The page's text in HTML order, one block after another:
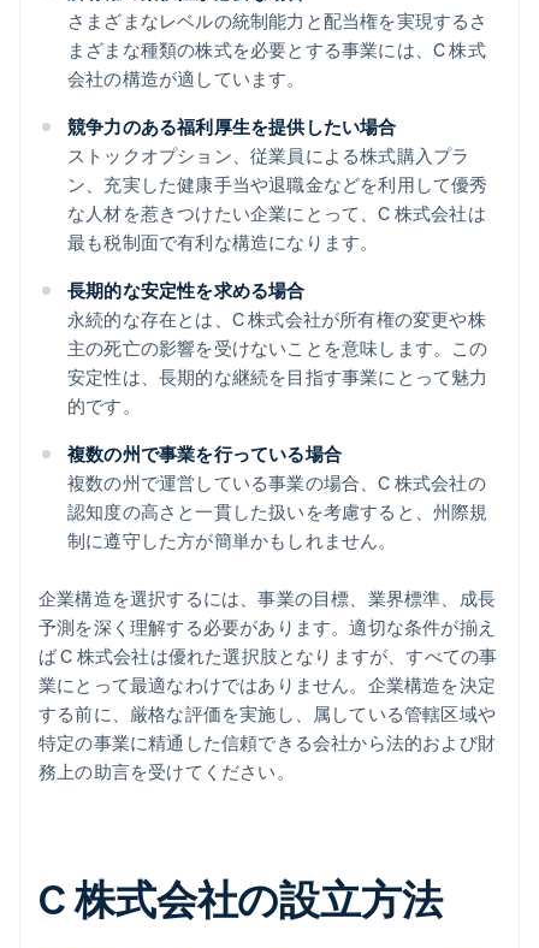
さまざまなレベルの統制能力と配当権を実現するさ
まざまな種類の株式を必要とする事業には、C 株式
会社の構造が適しています。
競争力のある福利厚生を提供したい場合
ストックオプション、従業員による株式購入プラ
ン、充実した健康手当や退職金などを利用して優秀
な人材を惹きつけたい企業にとって、C 株式会社は
最も税制面で有利な構造になります。
長期的な安定性を求める場合
永続的な存在とは、C 株式会社が所有権の変更や株
主の死亡の影響を受けないことを意味します。この
安定性は、長期的な継続を目指す事業にとって魅力
的です。
複数の州で事業を行っている場合
複数の州で運営している事業の場合、C 株式会社の
認知度の高さと一貫した扱いを考慮すると、州際規
制に遵守した方が簡単かもしれません。
企業構造を選択するには、事業の目標、業界標準、成長
予測を深く理解する必要があります。適切な条件が揃え
ば C 株式会社は優れた選択肢となりますが、すべての事
業にとって最適なわけではありません。企業構造を決定
する前に、厳格な評価を実施し、属している管轄区域や
特定の事業に精通した信頼できる会社から法的および財
務上の助言を受けてください。
C 株式会社の設立方法